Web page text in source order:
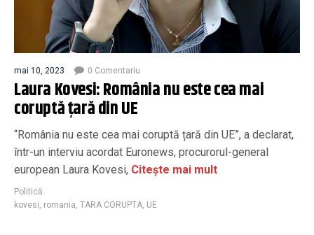
mai 10, 2023 0 Comentariu
Laura Kovesi: România nu este cea mai
coruptă țară din UE
“România nu este cea mai coruptă țară din UE”, a declarat,
într-un interviu acordat Euronews, procurorul-general
european Laura Kovesi, Citește mai mult
Politică
kovesi, romania, TARA CORUPTA, UE